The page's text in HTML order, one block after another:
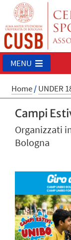
MENU
Home/UNDER
Campi
Organizzati
Bologna